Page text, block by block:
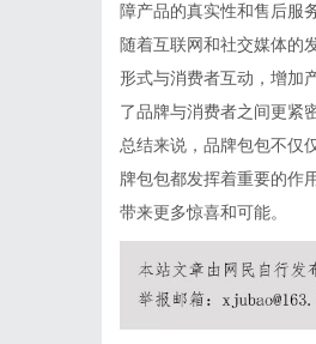
障产品的真实性和售后服务
随着互联网和社交媒体的
形式与消费者互动，增加
了品牌与消费者之间更紧
总结来说，品牌包包不仅
牌包包都发挥着重要的作
带来更多惊喜和可能。